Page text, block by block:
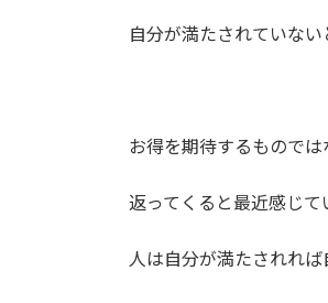
自分が満たされていな
お得を期待するもので
返ってくると最近感じて
人は自分が満たされれ